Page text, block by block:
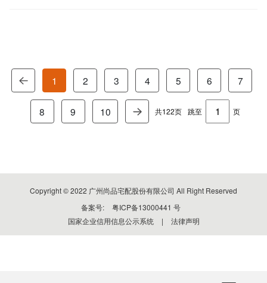
1 2 3 4 5 6 7
8 9 10 共122页 跳至 页
Copyright © 2022 广州尚品宅配股份有限公司 All Right Reserved
备案号:
粤ICP备13000441 号
国家企业信用信息公示系统
| 法律声明